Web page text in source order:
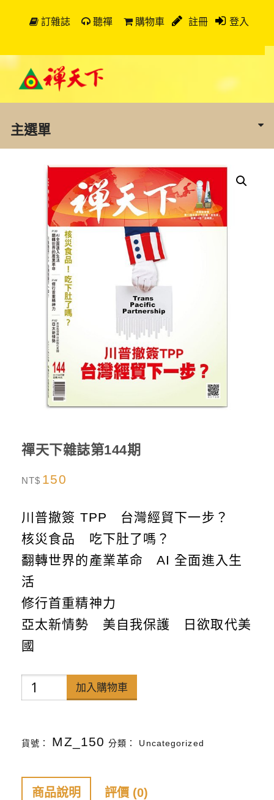
訂雜誌 聽禪 購物車 註冊 登入
主選單
禪天下雜誌第144期
NT$ 150
川普撤簽 TPP 台灣經貿下一步？
核災食品 吃下肚了嗎？
翻轉世界的產業革命 AI 全面進入生
活
修行首重精神力
亞太新情勢 美自我保護 日欲取代美
國
禪
天
雜
第
加入購物車
貨號： MZ_150 分類： Uncategorized
商品說明 評價 (0)